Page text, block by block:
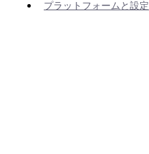
プラットフォームと設定